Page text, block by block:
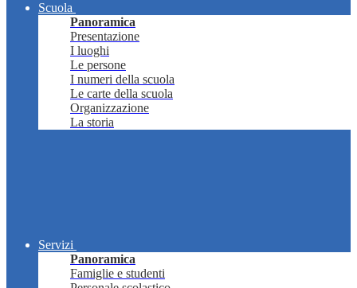
Scuola
Panoramica
Presentazione
I luoghi
Le persone
I numeri della scuola
Le carte della scuola
Organizzazione
La storia
Servizi
Panoramica
Famiglie e studenti